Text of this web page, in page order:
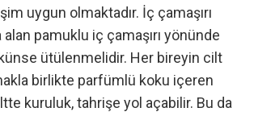
uygun olmaktadır. İç çamaşırı
pamuklu iç çamaşırı yönünde
ütülenmelidir. Her bireyin cilt
birlikte parfümlü koku içeren
kuruluk, tahrişe yol açabilir. Bu da